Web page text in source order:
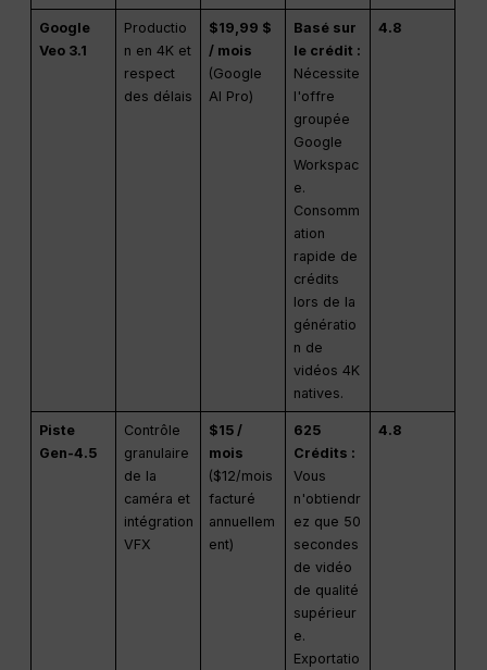
Google
Veo 3.1
Productio
n en 4K et
respect
des délais
$19,99 $
/ mois
(Google
AI Pro)
Basé sur
le crédit :
Nécessite
l'offre
groupée
Google
Workspac
e.
Consomm
ation
rapide de
crédits
lors de la
génératio
n de
vidéos 4K
natives.
4.8
Piste
Gen-4.5
Contrôle
granulaire
de la
caméra et
intégration
VFX
$15 /
mois
($12/mois
facturé
annuellem
ent)
625
Crédits :
Vous
n'obtiendr
ez que 50
secondes
de vidéo
de qualité
supérieur
e.
Exportatio
4.8